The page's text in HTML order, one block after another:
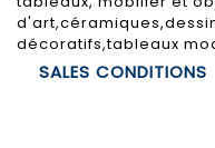
décoratifs,tableaux
SALES CONDITIONS